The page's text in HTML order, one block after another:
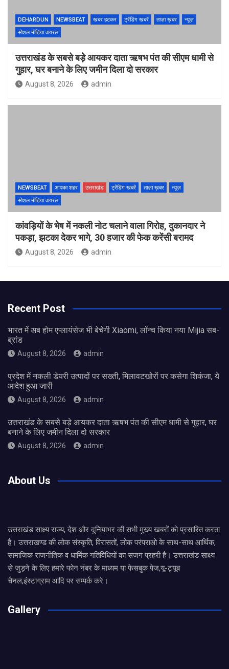
DEHARDUN NEWSBEAT खबर हटकर ट्रेंडिंग खबरें ताज़ा ख़बर
न्यूज़
सोशल मीडिया वायरल
उत्तराखंड के सबसे बड़े आयकर दाता ऋषभ पंत की सीएम धामी से
गुहार, घर बनाने के लिए जमीन दिला दो सरकार
August 8, 2026 admin
NEWSBEAT आपका शहर उत्तराखंड ट्रेंडिंग खबरें ताज़ा ख़बर
न्यूज़
सोशल मीडिया वायरल
कांवड़ियों के भेष में नकली नोट चलाने वाला गिरोह, दुकानदार ने
पकड़ा, झटका देकर भागे, 30 हजार की फेक करेंसी बरामद
August 8, 2026 admin
Recent Post
भारत में अब होम एप्लायंसेज भी बेचेगी Xiaomi, लॉन्च किया नया Mijia सब-
ब्रांड
August 8, 2026 admin
प्रदेश में नकली डेयरी उत्पादों पर सख्ती, मिलावटखोरों पर कसेगा शिकंजा, ये
आदेश हुआ जारी
August 8, 2026 admin
उत्तराखंड के सबसे बड़े आयकर दाता ऋषभ पंत की सीएम धामी से गुहार, घर
बनाने के लिए जमीन दिला दो सरकार
August 8, 2026 admin
About Us
उत्तराखंड साक्ष्य राज्य, देश और दुनियाभर की सभी मुख्य खबरों को प्रसारित करता
है। उत्तराखण्ड की लोक संस्कृति, विरासतों, लोक परंपराओ के साथ-साथ आर्थिक,
सामाजिक राजनीतिक व धार्मिक गतिविधियों का सजग प्रहरी है। उत्तराखंड साक्ष्य
से जुड़ने के लिए हमारे फोन नंबर के माध्यम या फेसबुक पेज,यू-ट्यूब
चैनल,इंस्टाग्राम आदि पर सम्पर्क करे।
Gallery